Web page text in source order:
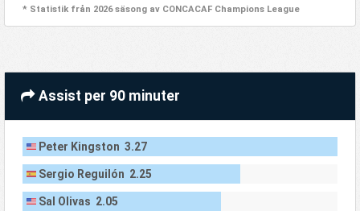
* Statistik från 2026 säsong av CONCACAF Champions League
Assist per 90 minuter
Peter Kingston 3.27
Sergio Reguilón 2.25
Sal Olivas 2.05